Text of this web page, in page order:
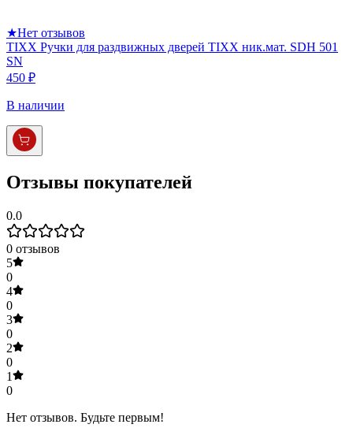
★Нет отзывов
TIXX Ручки для раздвижных дверей TIXX ник.мат. SDH 501
SN
450 ₽
В наличии
Отзывы покупателей
0.0
0 отзывов
5
0
4
0
3
0
2
0
1
0
Нет отзывов. Будьте первым!